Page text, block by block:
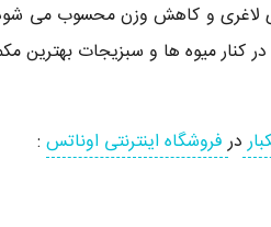
لاغری و کاهش وزن محسوب می شود.
کنار میوه ها و سبزیجات بهترین
درفروشگاه اینترنتی اوناتس :